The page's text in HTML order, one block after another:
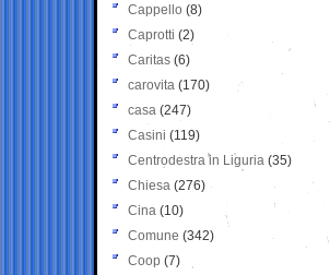
Cappello (8)
Caprotti (2)
Caritas (6)
carovita (170)
casa (247)
Casini (119)
Centrodestra in Liguria (35)
Chiesa (276)
Cina (10)
Comune (342)
Coop (7)